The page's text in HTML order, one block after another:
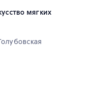
мягких
4,8 на основе 6 оценок